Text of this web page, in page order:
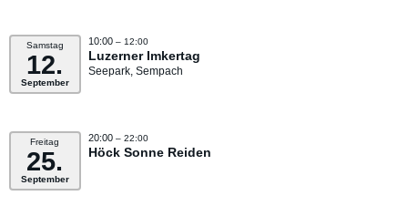
Samstag
12.
September
10:00 – 12:00
Luzerner Imkertag
Seepark, Sempach
Freitag
25.
September
20:00 – 22:00
Höck Sonne Reiden